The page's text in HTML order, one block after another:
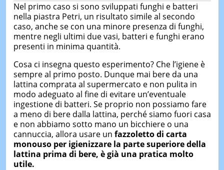
Nel primo caso si sono sviluppati funghi e batteri
nella piastra Petri, un risultato simile al secondo
caso, anche se con una minore presenza di funghi,
mentre negli ultimi due vasi, batteri e funghi erano
presenti in minima quantità.
Cosa ci insegna questo esperimento? Che l’igiene è
sempre al primo posto. Dunque mai bere da una
lattina comprata al supermercato e non pulita in
modo adeguato al fine di evitare un’eventuale
ingestione di batteri. Se proprio non possiamo fare
a meno di bere dalla lattina, perché siamo fuori casa
e non abbiamo sotto mano un bicchiere o una
cannuccia, allora usare un fazzoletto di carta
monouso per igienizzare la parte superiore della
lattina prima di bere, è già una pratica molto
utile.